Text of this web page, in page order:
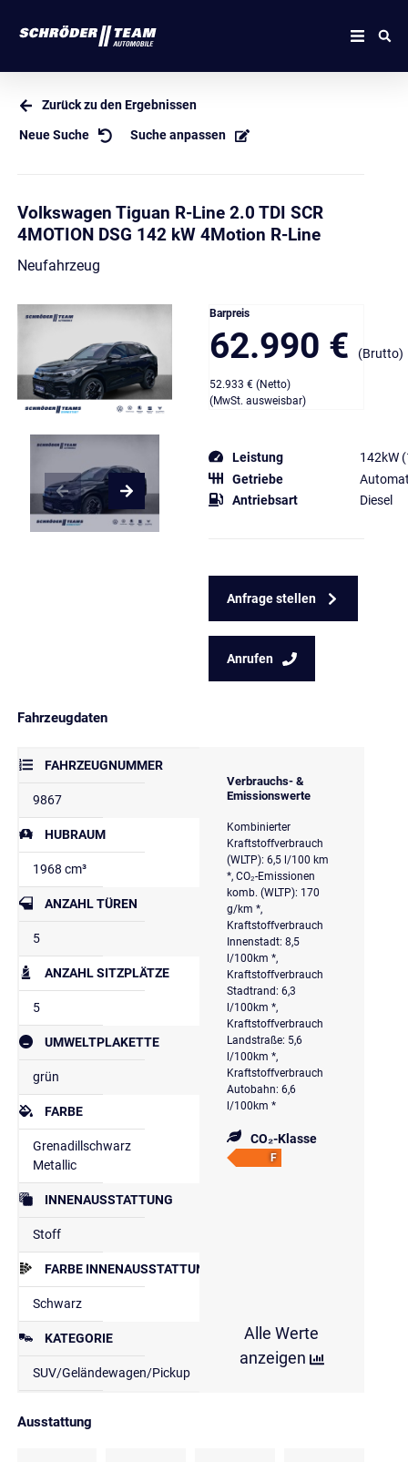
Zurück zu den Ergebnissen
Neue Suche Suche anpassen
Volkswagen Tiguan R-Line 2.0 TDI SCR
4MOTION DSG 142 kW 4Motion R-Line
Neufahrzeug
Barpreis
62.990 € (Brutto)
52.933 € (Netto)
(MwSt. ausweisbar)
Leistung
142kW
Getriebe
Antriebsart
Diesel
Anfrage stellen
Anrufen
Fahrzeugdaten
FAHRZEUGNUMMER
9867
HUBRAUM
1968 cm³
ANZAHL TÜREN
5
ANZAHL SITZPLÄTZE
5
UMWELTPLAKETTE
grün
FARBE
Grenadillschwarz
Metallic
INNENAUSSTATTUNG
Stoff
FARBE INNENAUSSTATTUNG
Schwarz
KATEGORIE
SUV/Geländewagen/Pickup
Verbrauchs- &
Emissionswerte
Kombinierter
Kraftstoffverbrauch
(WLTP): 6,5 l/100 km
*, CO₂-Emissionen
komb. (WLTP): 170
g/km *,
Kraftstoffverbrauch
Innenstadt: 8,5
l/100km *,
Kraftstoffverbrauch
Stadtrand: 6,3
l/100km *,
Kraftstoffverbrauch
Landstraße: 5,6
l/100km *,
Kraftstoffverbrauch
Autobahn: 6,6
l/100km *
CO₂-Klasse
F
Alle Werte
anzeigen
Ausstattung